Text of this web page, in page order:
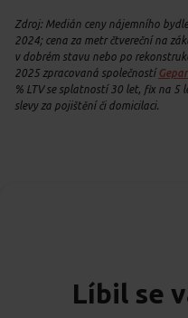
Zdroj: Medián ceny nájemního
2024; cena za metr čtvereční na
v dobrém stavu nebo po
2025 zpracovaná společností
% LTV se splatností 30 let, fix na 5
slevy za pojištění či domicilaci.
Líbil se